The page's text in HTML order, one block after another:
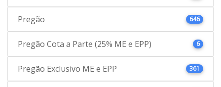
Pregão 646
Pregão Cota a Parte (25% ME e EPP) 6
Pregão Exclusivo ME e EPP 361